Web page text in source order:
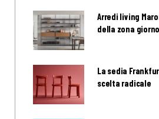
Arredi living
della zona giorno
La sedia
scelta radicale